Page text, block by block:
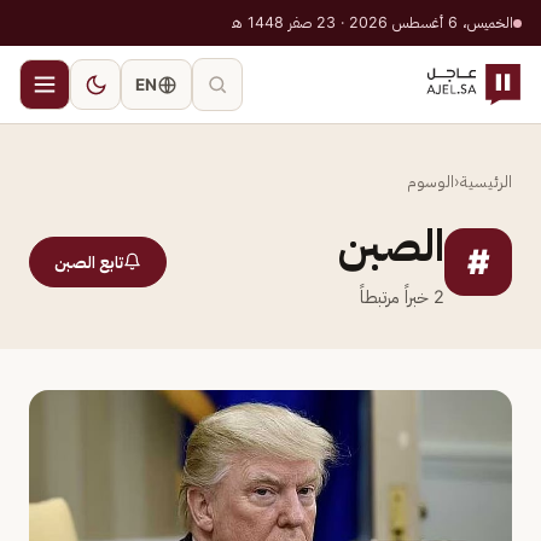
الخميس، 6 أغسطس 2026 · 23 صفر 1448 هـ
EN
الرئيسية‹الوسوم
# الصبن
2 خبراً مرتبطاً
تابع الصبن